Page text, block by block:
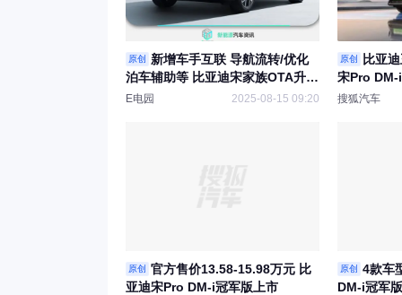
原创
新增车手互联 导航流转/优化
泊车辅助等 比亚迪宋家族OTA升级
陆续推送中
E电园 2025-08-15 09:20
原创
比亚
宋Pro DM-
搜狐汽车
原创
官方售价13.58-15.98万元 比
亚迪宋Pro DM-i冠军版上市
原创
4款车
DM-i冠军